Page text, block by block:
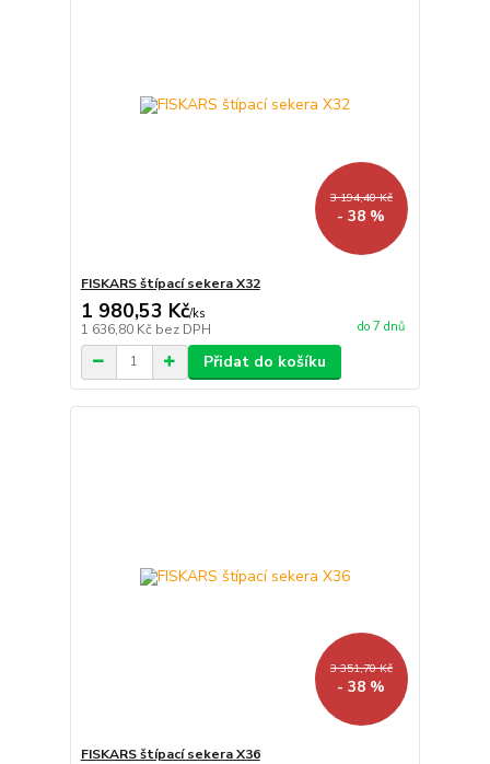
3 194,40 Kč
- 38 %
FISKARS štípací sekera X32
1 980,53 Kč/ks
1 636,80 Kč bez DPH do 7 dnů
Přidat do košíku
3 351,70 Kč
- 38 %
FISKARS štípací sekera X36